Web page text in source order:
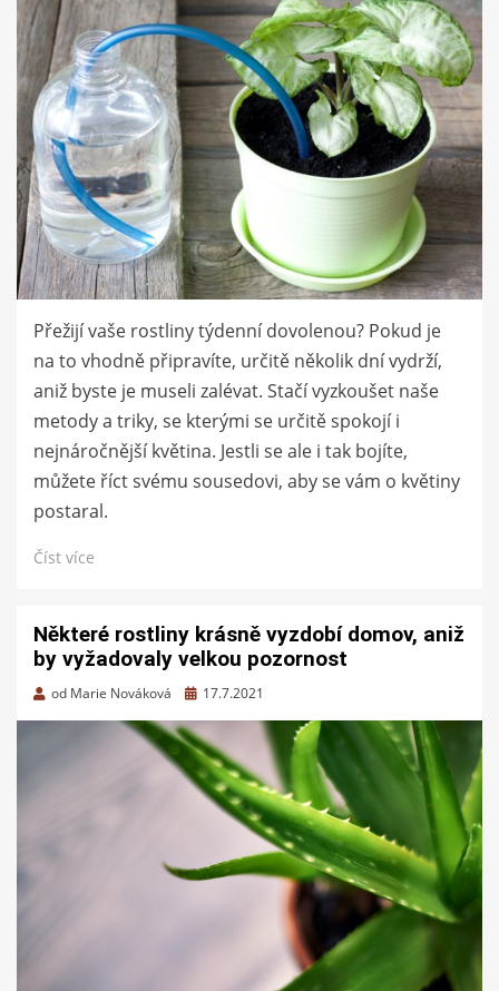
Přežijí vaše rostliny týdenní dovolenou? Pokud je
na to vhodně připravíte, určitě několik dní vydrží,
aniž byste je museli zalévat. Stačí vyzkoušet naše
metody a triky, se kterými se určitě spokojí i
nejnáročnější květina. Jestli se ale i tak bojíte,
můžete říct svému sousedovi, aby se vám o květiny
postaral.
Číst více
Některé rostliny krásně vyzdobí domov, aniž
by vyžadovaly velkou pozornost
od Marie Nováková
Zveřejněno
17.7.2021